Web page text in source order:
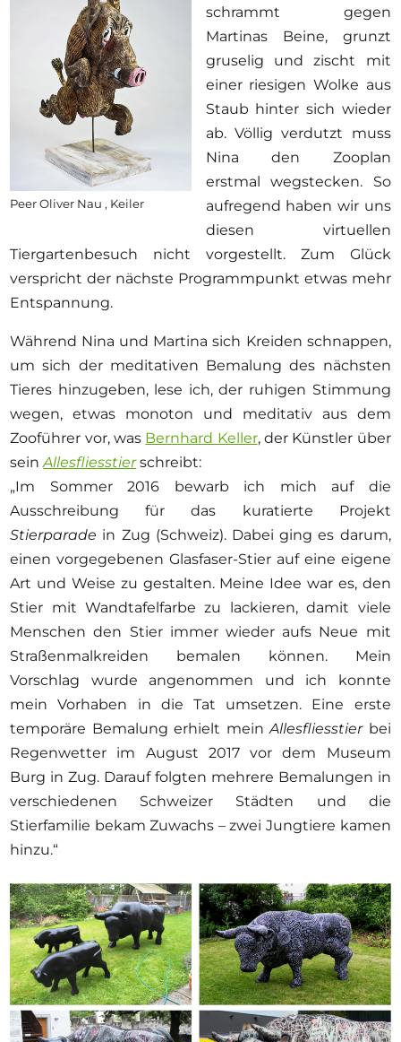
Peer Oliver Nau , Keiler
schrammt gegen
Martinas Beine, grunzt
gruselig und zischt mit
einer riesigen Wolke aus
Staub hinter sich wieder
ab. Völlig verdutzt muss
Nina den Zooplan
erstmal wegstecken. So
aufregend haben wir uns
diesen virtuellen
Tiergartenbesuch nicht vorgestellt. Zum Glück
verspricht der nächste Programmpunkt etwas mehr
Entspannung.
Während Nina und Martina sich Kreiden schnappen,
um sich der meditativen Bemalung des nächsten
Tieres hinzugeben, lese ich, der ruhigen Stimmung
wegen, etwas monoton und meditativ aus dem
Zooführer vor, was Bernhard Keller, der Künstler über
seinAllesfliesstierschreibt:
„Im Sommer 2016 bewarb ich mich auf die
Ausschreibung für das kuratierte Projekt
Stierparade in Zug (Schweiz). Dabei ging es darum,
einen vorgegebenen Glasfaser-Stier auf eine eigene
Art und Weise zu gestalten. Meine Idee war es, den
Stier mit Wandtafelfarbe zu lackieren, damit viele
Menschen den Stier immer wieder aufs Neue mit
Straßenmalkreiden bemalen können. Mein
Vorschlag wurde angenommen und ich konnte
mein Vorhaben in die Tat umsetzen. Eine erste
temporäre Bemalung erhielt meinAllesfliesstierbei
Regenwetter im August 2017 vor dem Museum
Burg in Zug. Darauf folgten mehrere Bemalungen in
verschiedenen Schweizer Städten und die
Stierfamilie bekam Zuwachs – zwei Jungtiere kamen
hinzu.“